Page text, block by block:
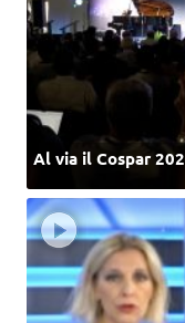
Al via il Cospar